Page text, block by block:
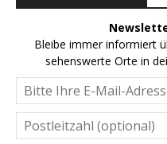
Bleibe immer informiert
sehenswerte Orte in